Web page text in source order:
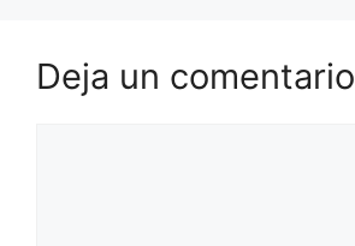
Deja un comentario